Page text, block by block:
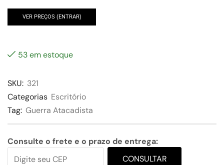
VER PREÇOS (ENTRAR)
53 em estoque
SKU: 321
Categorias Escritório
Tag: Guerra Atacadista
Consulte o frete e o prazo de entrega:
CONSULTAR